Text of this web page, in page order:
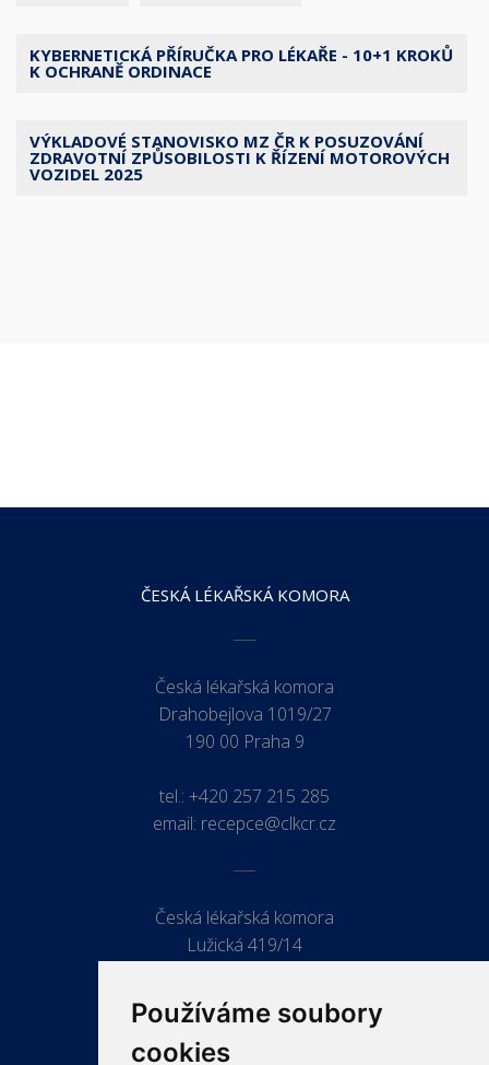
Používáme soubory
cookies
KYBERNETICKÁ PŘÍRUČKA PRO LÉKAŘE - 10+1 KROKŮ
K OCHRANĚ ORDINACE
VÝKLADOVÉ STANOVISKO MZ ČR K POSUZOVÁNÍ
ZDRAVOTNÍ ZPŮSOBILOSTI K ŘÍZENÍ MOTOROVÝCH
VOZIDEL 2025
ČESKÁ LÉKAŘSKÁ KOMORA
Česká lékařská komora
Drahobejlova 1019/27
190 00 Praha 9
tel.: +420 257 215 285
email: recepce@clkcr.cz
Česká lékařská komora
Lužická 419/14